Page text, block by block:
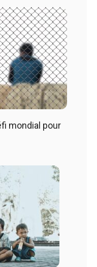
mondial pour